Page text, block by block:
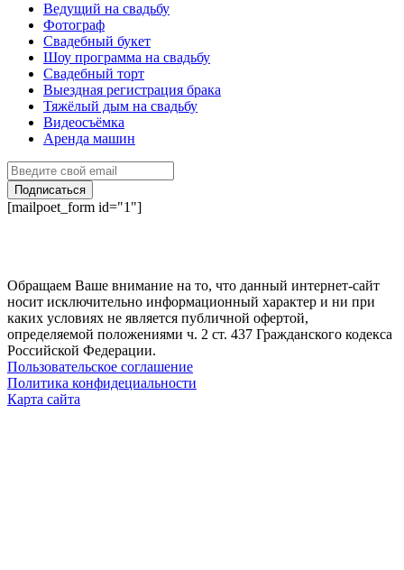
Ведущий на свадьбу
Фотограф
Свадебный букет
Шоу программа на свадьбу
Свадебный торт
Выездная регистрация брака
Тяжёлый дым на свадьбу
Видеосъёмка
Аренда машин
Подписаться
[mailpoet_form id="1"]
Обращаем Ваше внимание на то, что данный интернет-сайт
носит исключительно информационный характер и ни при
каких условиях не является публичной офертой,
определяемой положениями ч. 2 ст. 437 Гражданского кодекса
Российской Федерации.
Пользовательское соглашение
Политика конфидециальности
Карта сайта